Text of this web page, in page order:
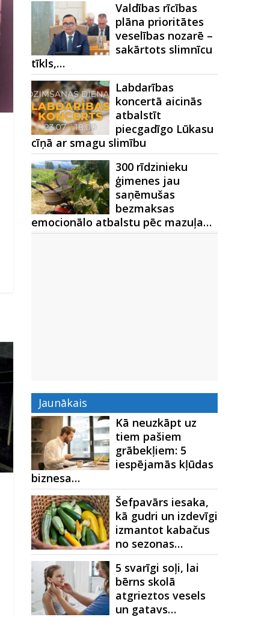
Valdības rīcības
plāna prioritātes
veselības nozarē –
sakārtots slimnīcu
tīkls,…
Labdarības
koncertā aicinās
atbalstīt
piecgadīgo Lūkasu
cīņā ar smagu slimību
300 rīdzinieku
ģimenes jau
saņēmušas
bezmaksas
emocionālo atbalstu pēc mazuļa…
Jaunākais
Kā neuzkāpt uz
tiem pašiem
grābekļiem: 5
iespējamās kļūdas
biznesa…
Šefpavārs iesaka,
kā gudri un izdevīgi
izmantot kabačus
no sezonas…
5 svarīgi soļi, lai
bērns skolā
atgrieztos vesels
un gatavs…